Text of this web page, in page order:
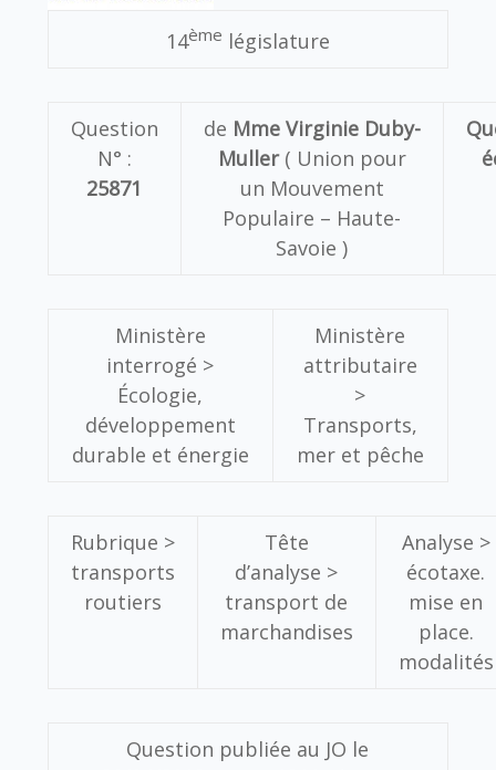
14ème législature
Question
N° :
25871
de Mme Virginie Duby-
Muller( Union pour
un Mouvement
Populaire – Haute-
Savoie )
Ministère
interrogé >
Écologie,
développement
durable et énergie
Ministère
attributaire
>
Transports,
mer et pêche
Rubrique >
transports
routiers
Tête
d’analyse >
transport de
marchandises
Analyse >
écotaxe.
mise en
place.
modalités
Question publiée au JO le